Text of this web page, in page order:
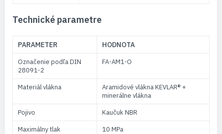
Technické parametre
PARAMETER HODNOTA
Označenie podľa DIN
28091-2
FA-AM1-O
Materiál vlákna
Aramidové vlákna KEVLAR® +
minerálne vlákna
Pojivo
Kaučuk NBR
Maximálny tlak
10 MPa